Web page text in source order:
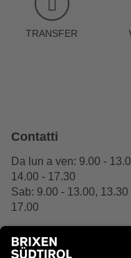
TRANSFER
Contatti
Da lun a ven: 9.00 -
14.00 - 17.30
Sab: 9.00 - 13.00, 13.30
17.00